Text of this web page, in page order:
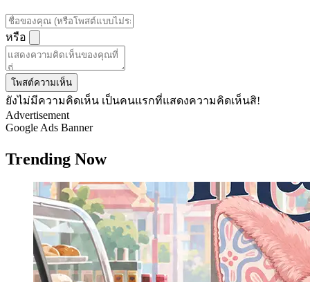
หรือ
โพสต์ความเห็น
ยังไม่มีความคิดเห็น เป็นคนแรกที่แสดงความคิดเห็นสิ!
Advertisement
Google Ads Banner
Trending Now